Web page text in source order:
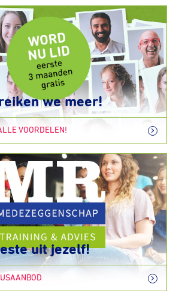
we meer!
VOORDELEN!
uit jezelf!